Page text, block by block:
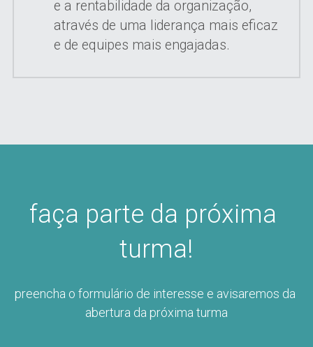
e a rentabilidade da organização,
através de uma liderança mais eficaz
e de equipes mais engajadas.
faça parte da próxima
turma!
preencha o formulário de interesse e avisaremos da
abertura da próxima turma